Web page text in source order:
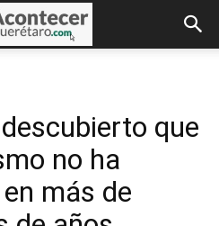
que
no ha
más de